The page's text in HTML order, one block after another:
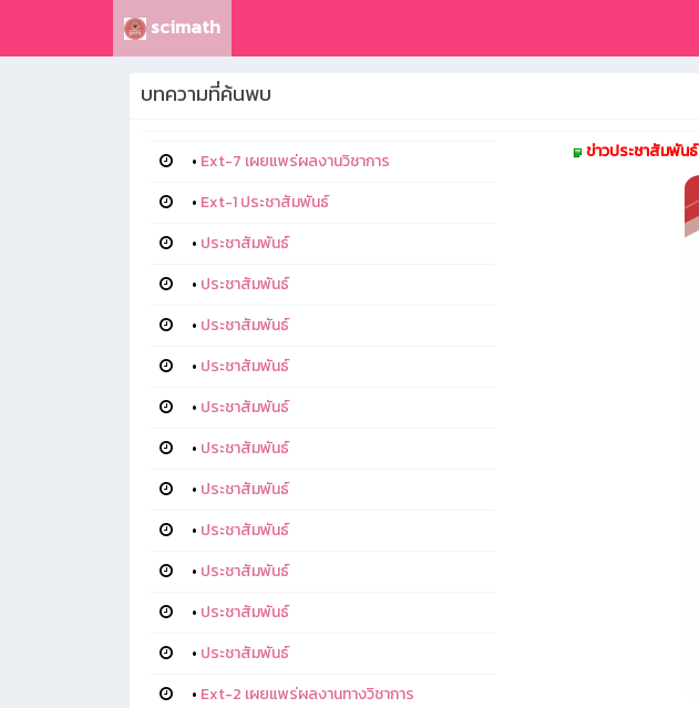
scimath
บทความที่ค้นพบ
• Ext-7 เผยแพร่ผลงานวิชาการ
• Ext-1 ประชาสัมพันธ์
• ประชาสัมพันธ์
• ประชาสัมพันธ์
• ประชาสัมพันธ์
• ประชาสัมพันธ์
• ประชาสัมพันธ์
• ประชาสัมพันธ์
• ประชาสัมพันธ์
• ประชาสัมพันธ์
• ประชาสัมพันธ์
• ประชาสัมพันธ์
• ประชาสัมพันธ์
• Ext-2 เผยแพร่ผลงานทางวิชาการ
ข่าวประชาสัมพันธ์